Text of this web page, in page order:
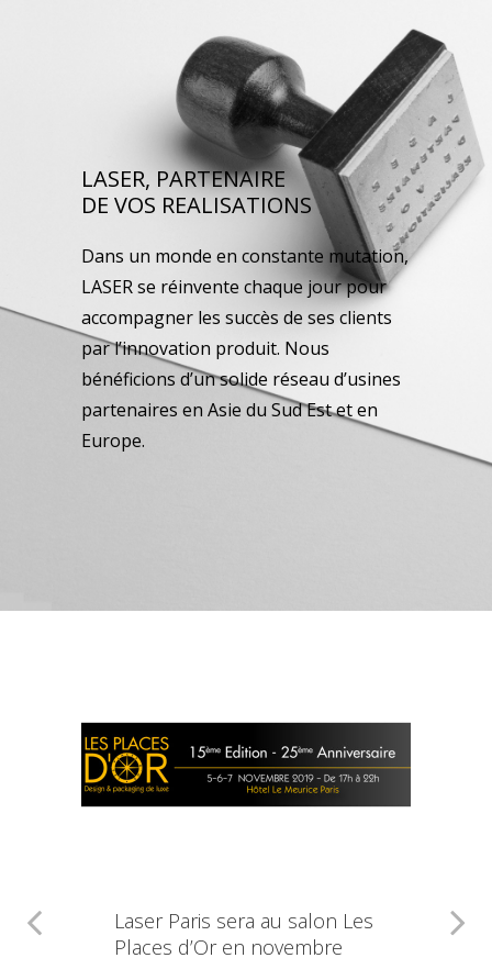
LASER, PARTENAIRE
DE VOS REALISATIONS
Dans un monde en constante mutation,
LASER se réinvente chaque jour pour
accompagner les succès de ses clients
par l’innovation produit. Nous
bénéficions d’un solide réseau d’usines
partenaires en Asie du Sud Est et en
Europe.
Laser Paris sera au salon Les
Places d’Or en novembre